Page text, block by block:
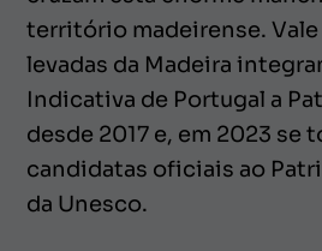
território madeirense. Vale
levadas da Madeira
Indicativa de Portugal a
desde 2017 e, em 2023 se
candidatas oficiais ao
da Unesco.